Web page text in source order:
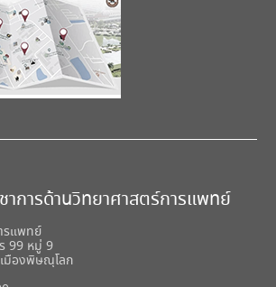
าการด้านวิทยาศาสตร์การแพทย์
รแพทย์
99 หมู่ 9
เมืองพิษณุโลก